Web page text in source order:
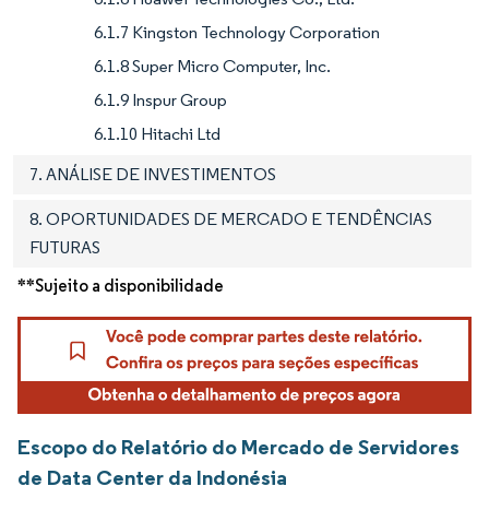
6.1.7 Kingston Technology Corporation
6.1.8 Super Micro Computer, Inc.
6.1.9 Inspur Group
6.1.10 Hitachi Ltd
7. ANÁLISE DE INVESTIMENTOS
8. OPORTUNIDADES DE MERCADO E TENDÊNCIAS
FUTURAS
**Sujeito a disponibilidade
Escopo do Relatório do Mercado de Servidores
de Data Center da Indonésia